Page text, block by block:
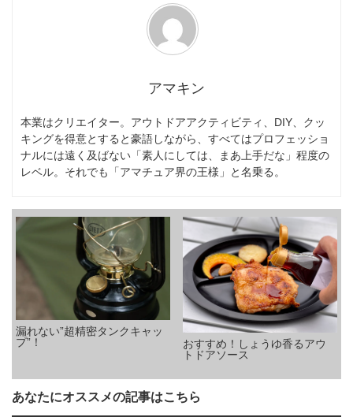
アマキン
本業はクリエイター。アウトドアアクティビティ、DIY、クッ
キングを得意とすると豪語しながら、すべてはプロフェッショ
ナルには遠く及ばない「素人にしては、まあ上手だな」程度の
レベル。それでも「アマチュア界の王様」と名乗る。
漏れない”超精密タンクキャッ
プ”！
おすすめ！しょうゆ香るアウ
トドアソース
あなたにオススメの記事はこちら